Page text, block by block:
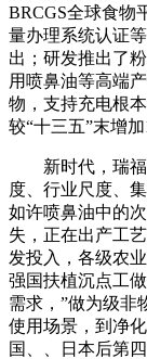
BRCGS全球食物
量办理系统认证
出；研发推出了
用喷鼻油等高端
物，支持充电根
较“十三五”末增
新时代，瑞福
度、行业尺度、
如许喷鼻油中的
失，正在出产工
发投入，各级农
强国扶植沉点工
需求，”做为级非
使用场景，到净
国、、日本后第